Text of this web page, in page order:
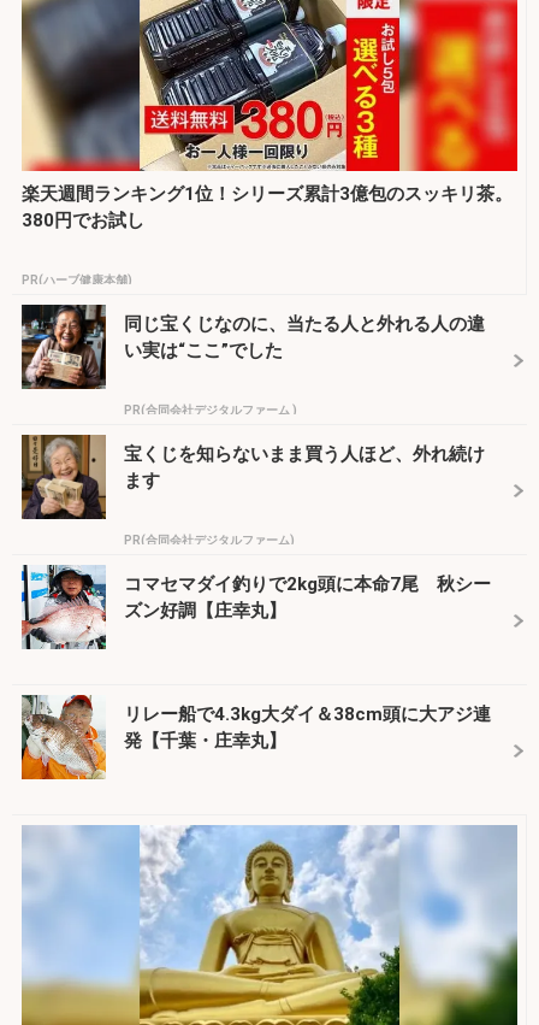
楽天週間ランキング1位！シリーズ累計3億包のスッキリ茶。
380円でお試し
PR(ハーブ健康本舗)
同じ宝くじなのに、当たる人と外れる人の違
い実は“ここ”でした
PR(合同会社デジタルファーム )
宝くじを知らないまま買う人ほど、外れ続け
ます
PR(合同会社デジタルファーム)
コマセマダイ釣りで2kg頭に本命7尾 秋シー
ズン好調【庄幸丸】
リレー船で4.3kg大ダイ＆38cm頭に大アジ連
発【千葉・庄幸丸】